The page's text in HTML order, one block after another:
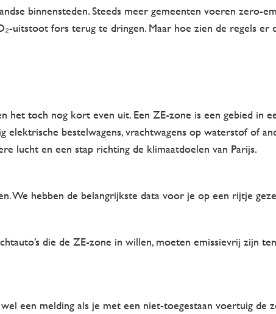
binnensteden. Steeds meer gemeenten voeren zero-
uitstoot fors terug te dringen. Maar hoe zien de regels er
het toch nog kort even uit. Een ZE-zone is een gebied in
bestelwagens, vrachtwagens op waterstof of
lucht en een stap richting de klimaatdoelen van Parijs.
We hebben de belangrijkste data voor je op een rijtje
die de ZE-zone in willen, moeten emissievrij zijn
een melding als je met een niet-toegestaan voertuig de